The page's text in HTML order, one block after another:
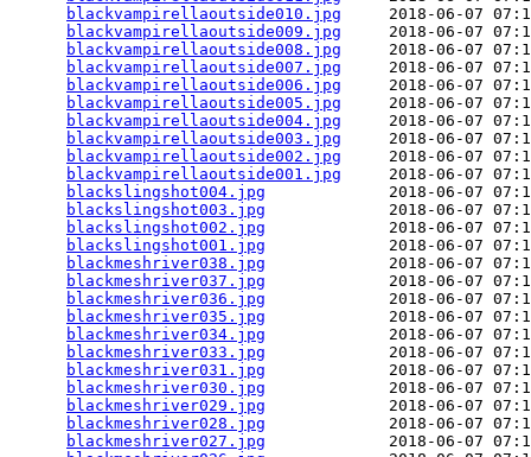
blackvampirellaoutside010.jpg
2018-06-07
blackvampirellaoutside009.jpg
2018-06-07
blackvampirellaoutside008.jpg
2018-06-07
blackvampirellaoutside007.jpg
2018-06-07
blackvampirellaoutside006.jpg
2018-06-07
blackvampirellaoutside005.jpg
2018-06-07
blackvampirellaoutside004.jpg
2018-06-07
blackvampirellaoutside003.jpg
2018-06-07
blackvampirellaoutside002.jpg
2018-06-07
blackvampirellaoutside001.jpg
2018-06-07
blackslingshot004.jpg
2018-06-07
blackslingshot003.jpg
2018-06-07
blackslingshot002.jpg
2018-06-07
blackslingshot001.jpg
2018-06-07
blackmeshriver038.jpg
2018-06-07
blackmeshriver037.jpg
2018-06-07
blackmeshriver036.jpg
2018-06-07
blackmeshriver035.jpg
2018-06-07
blackmeshriver034.jpg
2018-06-07
blackmeshriver033.jpg
2018-06-07
blackmeshriver031.jpg
2018-06-07
blackmeshriver030.jpg
2018-06-07
blackmeshriver029.jpg
2018-06-07
blackmeshriver028.jpg
2018-06-07
blackmeshriver027.jpg
2018-06-07